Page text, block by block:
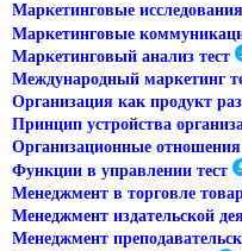
Маркетинговые
Маркетинговые
Маркетинговый анализ тест
Международный маркетинг
Организация как продукт
Принцип устройства
Организационные отношения
Функции в управлении тест
Менеджмент в торговле
Менеджмент издательской
Менеджмент